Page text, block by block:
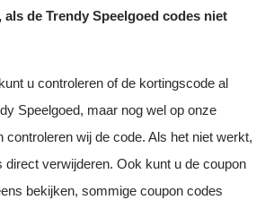
als de Trendy Speelgoed codes niet
u controleren of de kortingscode al
Speelgoed, maar nog wel op onze
controleren wij de code. Als het niet werkt,
direct verwijderen. Ook kunt u de coupon
bekijken, sommige coupon codes